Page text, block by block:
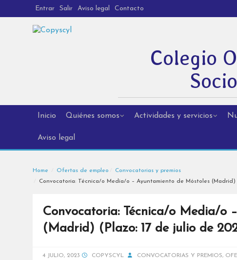
Entrar Salir Aviso legal Contacto
Colegio
Inicio Quiénes somos Actividades y servicios
Aviso legal
Home Ofertas de empleo
Convocatorias y premios
Convocatoria: Técnica/o Media/o – Ayuntamiento de Móstoles (Madrid)
Convocatoria: Técnica/o Media/o
(Madrid) (Plazo: 17 de julio de
4 JULIO, 2023 COPYSCYL CONVOCATORIAS Y PREMIOS,